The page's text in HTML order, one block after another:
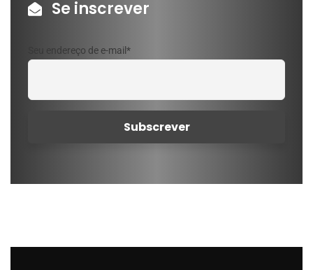
Se inscrever
Seu endereço de e-mail*